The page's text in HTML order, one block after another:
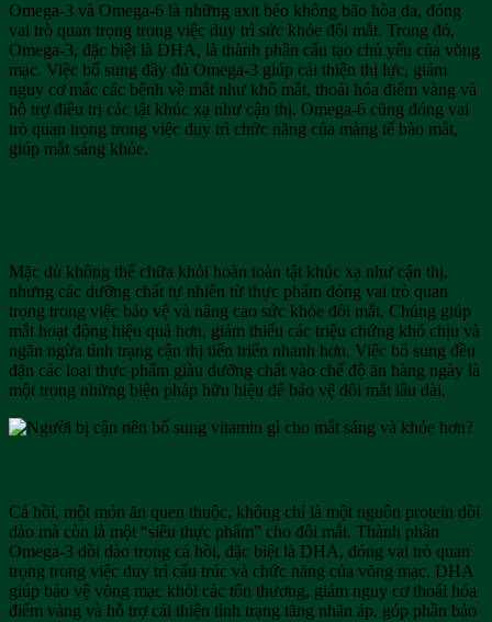
Omega-3 và Omega-6 là những axit béo không bão hòa đa, đóng
vai trò quan trọng trong việc duy trì sức khỏe đôi mắt. Trong đó,
Omega-3, đặc biệt là DHA, là thành phần cấu tạo chủ yếu của võng
mạc. Việc bổ sung đầy đủ Omega-3 giúp cải thiện thị lực, giảm
nguy cơ mắc các bệnh về mắt như khô mắt, thoái hóa điểm vàng và
hỗ trợ điều trị các tật khúc xạ như cận thị. Omega-6 cũng đóng vai
trò quan trọng trong việc duy trì chức năng của màng tế bào mắt,
giúp mắt sáng khỏe.
Mặc dù không thể chữa khỏi hoàn toàn tật khúc xạ như cận thị,
nhưng các dưỡng chất tự nhiên từ thực phẩm đóng vai trò quan
trọng trong việc bảo vệ và nâng cao sức khỏe đôi mắt. Chúng giúp
mắt hoạt động hiệu quả hơn, giảm thiểu các triệu chứng khó chịu và
ngăn ngừa tình trạng cận thị tiến triển nhanh hơn. Việc bổ sung đều
đặn các loại thực phẩm giàu dưỡng chất vào chế độ ăn hàng ngày là
một trong những biện pháp hữu hiệu để bảo vệ đôi mắt lâu dài.
Cá hồi, một món ăn quen thuộc, không chỉ là một nguồn protein dồi
dào mà còn là một “siêu thực phẩm” cho đôi mắt. Thành phần
Omega-3 dồi dào trong cá hồi, đặc biệt là DHA, đóng vai trò quan
trọng trong việc duy trì cấu trúc và chức năng của võng mạc. DHA
giúp bảo vệ võng mạc khỏi các tổn thương, giảm nguy cơ thoái hóa
điểm vàng và hỗ trợ cải thiện tình trạng tăng nhãn áp, góp phần bảo